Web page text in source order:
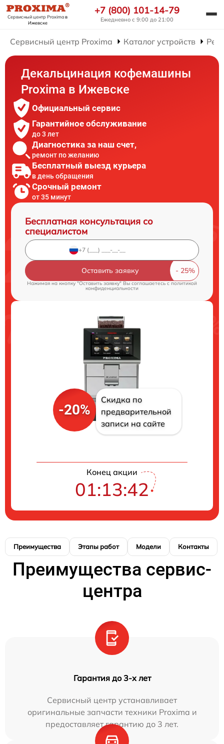
Сервисный центр Proximaв
Ижевске
+7 (800) 101-14-79
Ежедневно с 9:00 до 21:00
Сервисный центр Proxima Каталог устройств
Декальцинация кофемашины
Proxima в Ижевске
Официальный сервис
Гарантийное обслуживание
до 3 лет
Диагностика за наш счет,
ремонт по желанию
Бесплатный выезд курьера
в день обращения
Срочный ремонт
от 35 минут
Бесплатная консультация со
специалистом
Оставить заявку
Нажимая на кнопку "Оставить заявку" Вы соглашаетесь cполитикой
конфиденциальности
-20%
Скидка по
предварительной
записи на сайте
Конец акции
01:13:42
Преимущества Этапы работ Модели Контакты
Преимущества сервис-
центра
Гарантия до 3-х лет
Сервисный центр устанавливает
оригинальные запчасти техники Proxima и
предоставляет гарантию до 3 лет.